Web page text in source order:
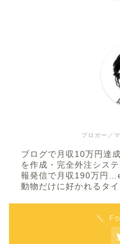
ブロガー／
ブログで月収10万円達
を作成・完全外注シス
報発信で月収190万円
動物だけに好かれるタイ
＼